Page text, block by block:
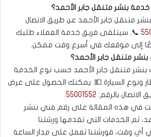
بنشر متنقل جابر الأحمد؟
متنقل جابر الأحمد عن طريق الاتصال
📞. سيتلقى فريق خدمة العملاء طلبك
إلى موقعك في أسرع وقت ممكن.
متنقل جابر الأحمد؟
متنقل جابر الأحمد حسب نوع الخدمة
ونوع السيارة 💵. يمكنك الحصول على عرض
الاتصال بالرقم: 55001552
.
في هذه المقالة على رقم فني بنشر
ثم الخدمات التي تقدمها ورشتنا
في أي وقت، فورشتنا تعمل على مدار الساعة